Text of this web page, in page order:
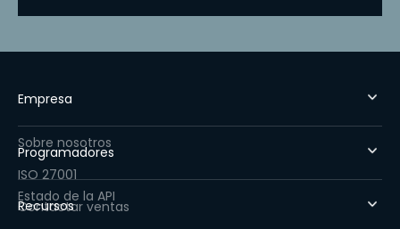
Empresa
Sobre nosotros
ISO 27001
Contactar ventas
Programadores
Estado de la API
Recursos